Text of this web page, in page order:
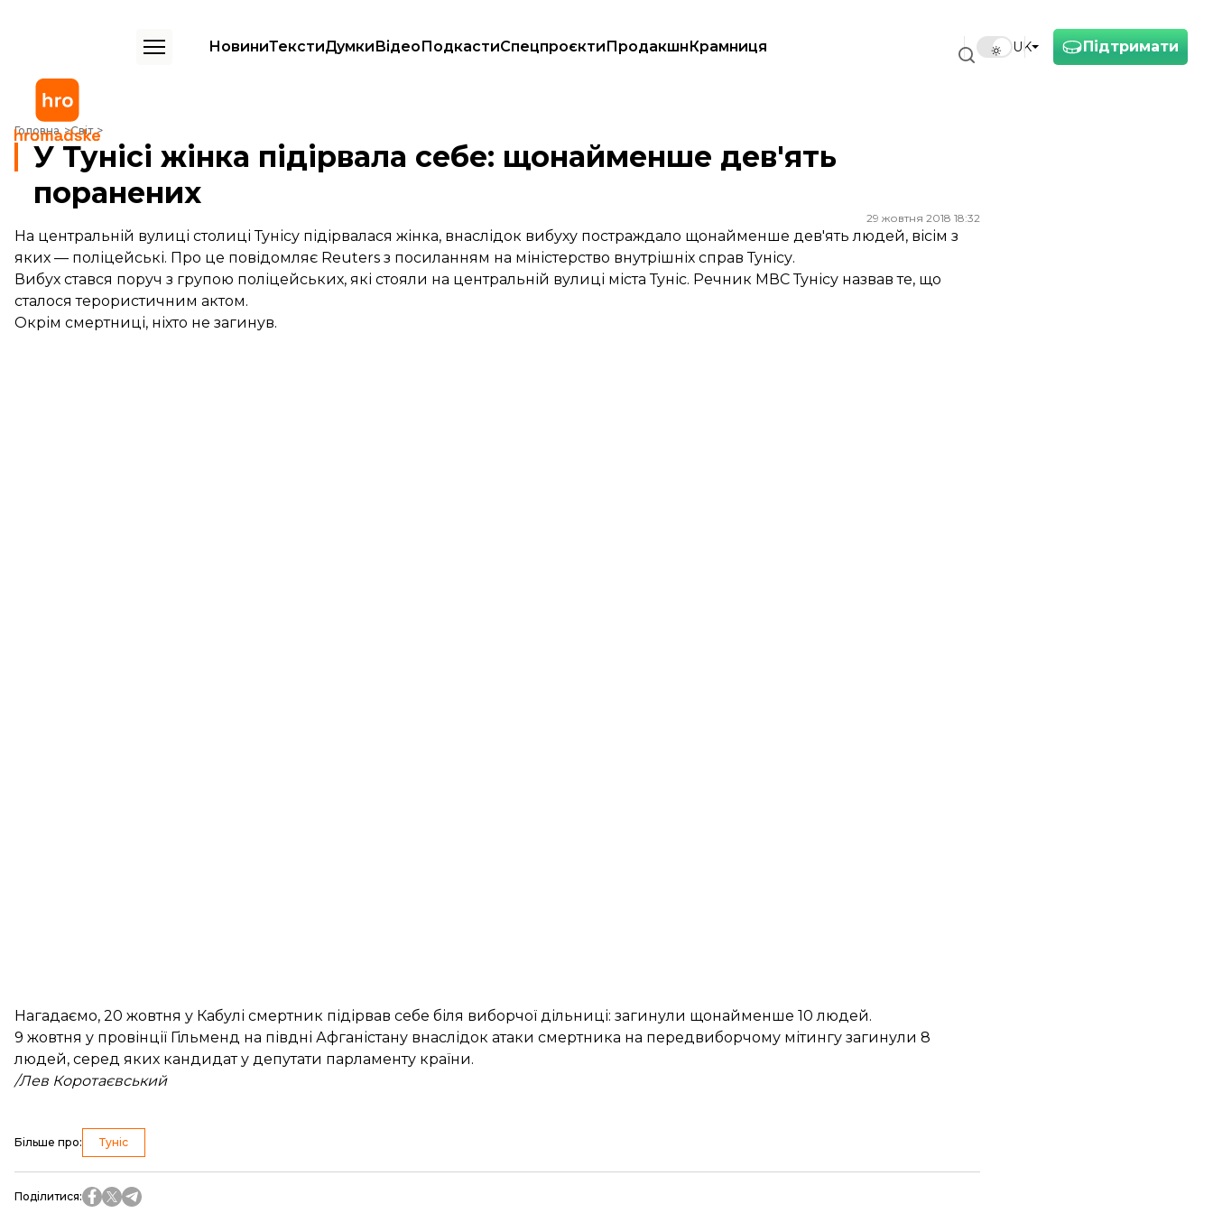
Підтримати
UK
НовиниТекстиДумкиВідеоПодкастиСпецпроєктиПродакшнКрамниця
Головна Світ
У Тунісі жінка підірвала себе: щонайменше дев'ять поранених
У Тунісі жінка підірвала себе: щонайменше дев'ять
поранених
29 жовтня 2018 18:32
На центральній вулиці столиці Тунісу підірвалася жінка, внаслідок вибуху постраждало щонайменше дев'ять людей, вісім з
яких — поліцейські. Про це повідомляє Reuters з посиланням на міністерство внутрішніх справ Тунісу.
Вибух стався поруч з групою поліцейських, які стояли на центральній вулиці міста Туніс. Речник МВС Тунісу назвав те, що
сталося терористичним актом.
Окрім смертниці, ніхто не загинув.
Нагадаємо, 20 жовтня у Кабулі смертник підірвав себе біля виборчої дільниці: загинули щонайменше 10 людей.
9 жовтня у провінції Гільменд на півдні Афганістану внаслідок атаки смертника на передвиборчому мітингу загинули 8
людей, серед яких кандидат у депутати парламенту країни.
/Лев Коротаєвський
Більше про: Туніс
Поділитися: